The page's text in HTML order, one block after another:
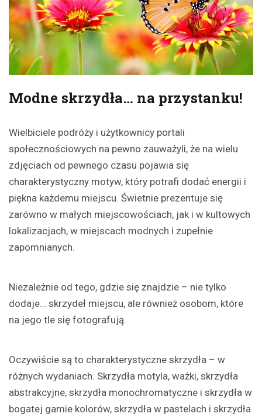
Modne skrzydła… na przystanku!
Wielbiciele podróży i użytkownicy portali
społecznościowych na pewno zauważyli, że na wielu
zdjęciach od pewnego czasu pojawia się
charakterystyczny motyw, który potrafi dodać energii i
piękna każdemu miejscu. Świetnie prezentuje się
zarówno w małych miejscowościach, jak i w kultowych
lokalizacjach, w miejscach modnych i zupełnie
zapomnianych.
Niezależnie od tego, gdzie się znajdzie – nie tylko
dodaje… skrzydeł miejscu, ale również osobom, które
na jego tle się fotografują.
Oczywiście są to charakterystyczne skrzydła – w
różnych wydaniach. Skrzydła motyla, ważki, skrzydła
abstrakcyjne, skrzydła monochromatyczne i skrzydła w
bogatej gamie kolorów, skrzydła w pastelach i skrzydła